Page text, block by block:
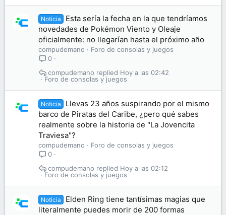
Noticia
Esta sería la fecha en la que tendríamos
novedades de Pokémon Viento y Oleaje
oficialmente: no llegarían hasta el próximo año
compudemano
Foro de consolas y juegos
0
Foro de consolas y juegos
Hoy a las 02:42
compudemano
Noticia
Llevas 23 años suspirando por el mismo
barco de Piratas del Caribe, ¿pero qué sabes
realmente sobre la historia de "La Jovencita
Traviesa"?
compudemano
Foro de consolas y juegos
0
Foro de consolas y juegos
Hoy a las 02:12
compudemano
Noticia
Elden Ring tiene tantísimas magias que
literalmente puedes morir de 200 formas